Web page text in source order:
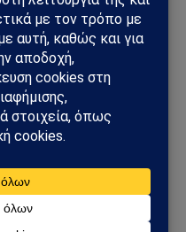
πιθανό κρούσμα
μετά από ταξίδι